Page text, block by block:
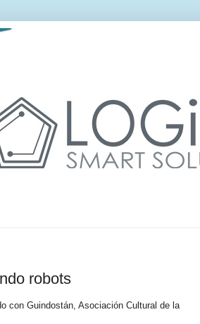
robots
con Guindostán, Asociación Cultural de la